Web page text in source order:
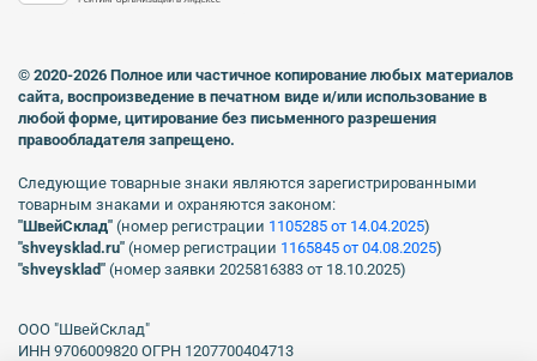
© 2020-2026 Полное или частичное копирование любых материалов
сайта, воспроизведение в печатном виде и/или использование в
любой форме, цитирование без письменного разрешения
правообладателя запрещено.
Следующие товарные знаки являются зарегистрированными
товарным знаками и охраняются законом:
"ШвейСклад" (номер регистрации 1105285 от 14.04.2025)
"shveуsklad.ru" (номер регистрации 1165845 от 04.08.2025)
"shveysklad" (номер заявки 2025816383 от 18.10.2025)
ООО "ШвейСклад"
ИНН 9706009820 ОГРН 1207700404713